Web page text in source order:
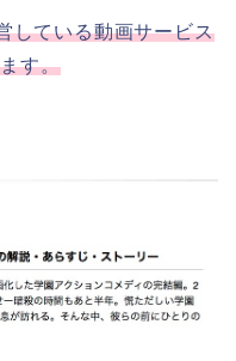
している動画サービス
す。